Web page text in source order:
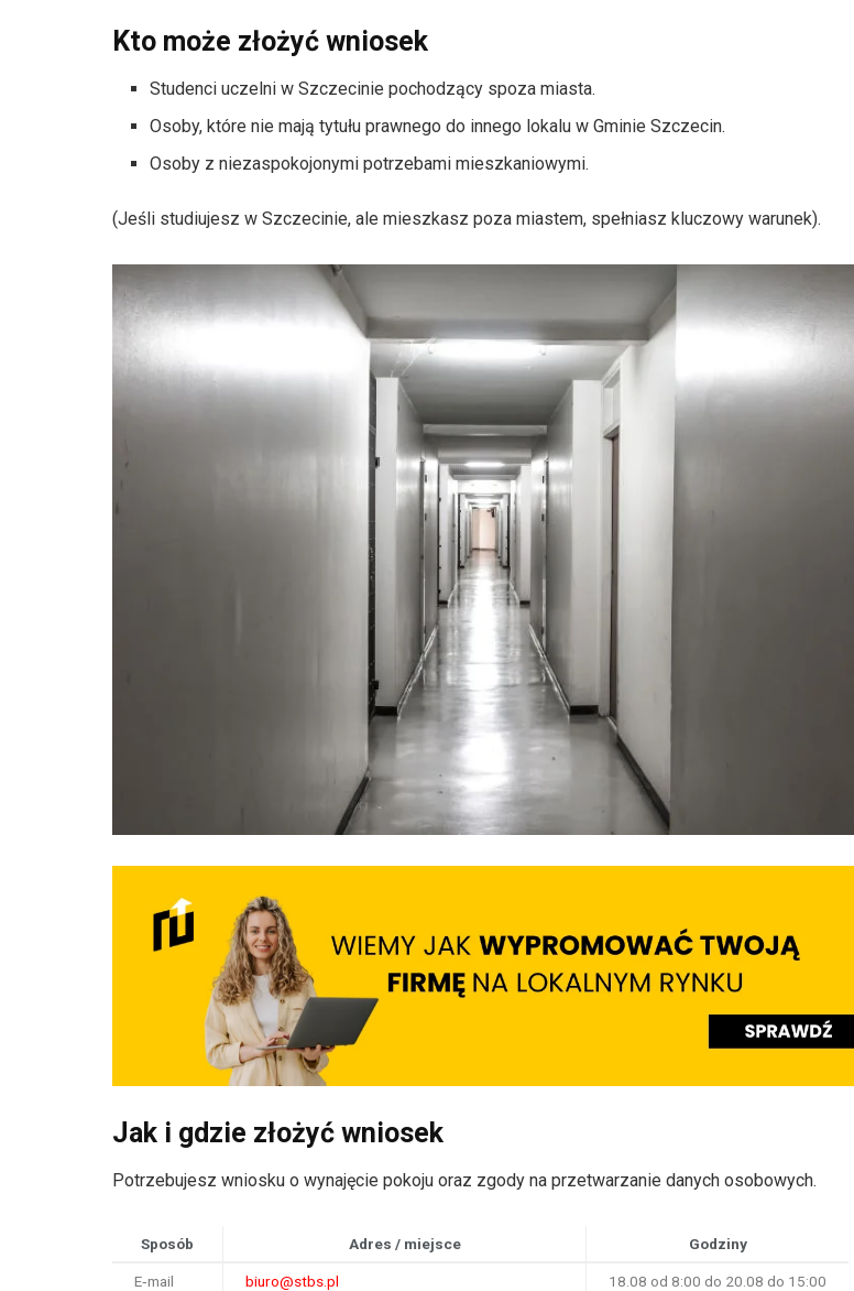
Kto może złożyć wniosek
Studenci uczelni w Szczecinie pochodzący spoza miasta.
Osoby, które nie mają tytułu prawnego do innego lokalu w Gminie Szczecin.
Osoby z niezaspokojonymi potrzebami mieszkaniowymi.
(Jeśli studiujesz w Szczecinie, ale mieszkasz poza miastem, spełniasz kluczowy warunek).
Jak i gdzie złożyć wniosek
Potrzebujesz wniosku o wynajęcie pokoju oraz zgody na przetwarzanie danych osobowych.
Sposób Adres / miejsce Godziny
E‑mail biuro@stbs.pl 18.08 od 8:00 do 20.08 do 15:00